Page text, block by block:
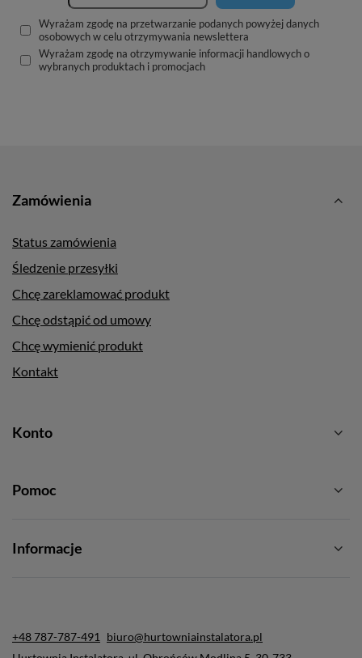
Wyrażam zgodę na przetwarzanie podanych powyżej danych
osobowych w celu otrzymywania newslettera
Wyrażam zgodę na otrzymywanie informacji handlowych o
wybranych produktach i promocjach
Zamówienia
Status zamówienia
Śledzenie przesyłki
Chcę zareklamować produkt
Chcę odstąpić od umowy
Chcę wymienić produkt
Kontakt
Konto
Pomoc
Informacje
+48 787-787-491
biuro@hurtowniainstalatora.pl